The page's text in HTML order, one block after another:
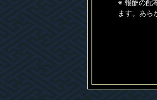
※ 報酬の配
ます。あら